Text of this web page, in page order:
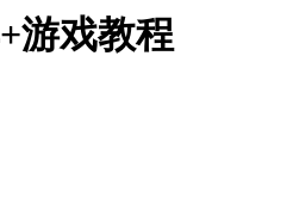
游戏教程